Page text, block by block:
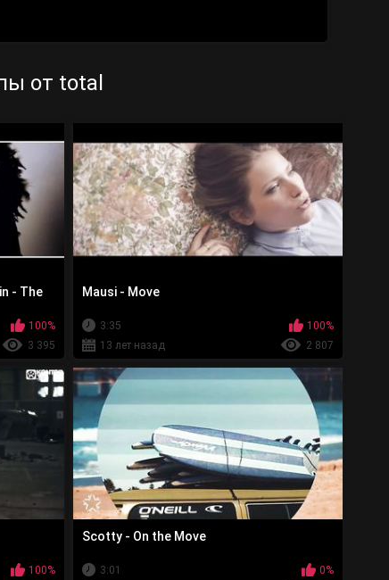
от total
- The
100%
3 395
Mausi - Move
3:35
100%
13 лет назад
2 807
100%
Scotty - On the Move
3:01
0%